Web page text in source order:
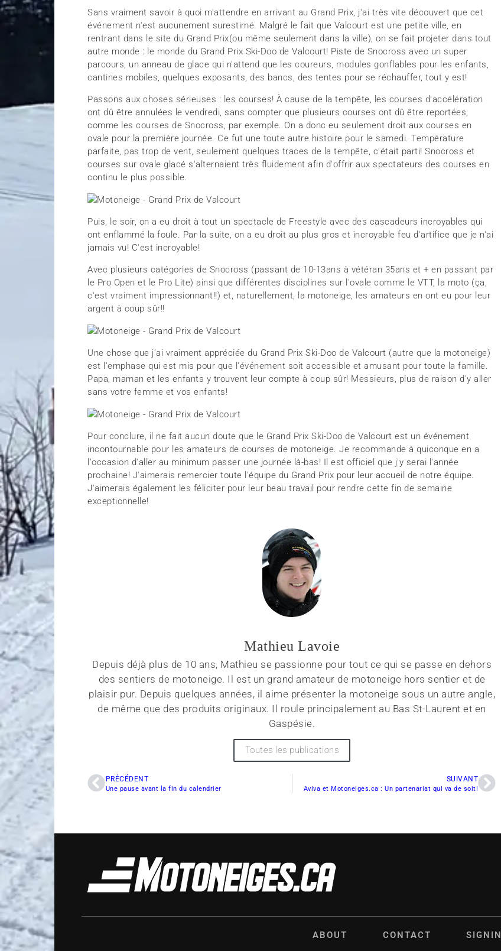
Sans vraiment savoir à quoi m'attendre en arrivant au Grand Prix, j'ai très vite découvert que cet
événement n'est aucunement surestimé. Malgré le fait que Valcourt est une petite ville, en
rentrant dans le site du Grand Prix(ou même seulement dans la ville), on se fait projeter dans tout
autre monde : le monde du Grand Prix Ski-Doo de Valcourt! Piste de Snocross avec un super
parcours, un anneau de glace qui n'attend que les coureurs, modules gonflables pour les enfants,
cantines mobiles, quelques exposants, des bancs, des tentes pour se réchauffer, tout y est!
Passons aux choses sérieuses : les courses! À cause de la tempête, les courses d'accélération
ont dû être annulées le vendredi, sans compter que plusieurs courses ont dû être reportées,
comme les courses de Snocross, par exemple. On a donc eu seulement droit aux courses en
ovale pour la première journée. Ce fut une toute autre histoire pour le samedi. Température
parfaite, pas trop de vent, seulement quelques traces de la tempête, c'était parti! Snocross et
courses sur ovale glacé s'alternaient très fluidement afin d'offrir aux spectateurs des courses en
continu le plus possible.
Puis, le soir, on a eu droit à tout un spectacle de Freestyle avec des cascadeurs incroyables qui
ont enflammé la foule. Par la suite, on a eu droit au plus gros et incroyable feu d'artifice que je n'ai
jamais vu! C'est incroyable!
Avec plusieurs catégories de Snocross (passant de 10-13ans à vétéran 35ans et + en passant par
le Pro Open et le Pro Lite) ainsi que différentes disciplines sur l'ovale comme le VTT, la moto (ça,
c'est vraiment impressionnant!!) et, naturellement, la motoneige, les amateurs en ont eu pour leur
argent à coup sûr!!
Une chose que j'ai vraiment appréciée du Grand Prix Ski-Doo de Valcourt (autre que la motoneige)
est l'emphase qui est mis pour que l'événement soit accessible et amusant pour toute la famille.
Papa, maman et les enfants y trouvent leur compte à coup sûr! Messieurs, plus de raison d'y aller
sans votre femme et vos enfants!
Pour conclure, il ne fait aucun doute que le Grand Prix Ski-Doo de Valcourt est un événement
incontournable pour les amateurs de courses de motoneige. Je recommande à quiconque en a
l'occasion d'aller au minimum passer une journée là-bas! Il est officiel que j'y serai l'année
prochaine! J'aimerais remercier toute l'équipe du Grand Prix pour leur accueil de notre équipe.
J'aimerais également les féliciter pour leur beau travail pour rendre cette fin de semaine
exceptionnelle!
Mathieu Lavoie
Depuis déjà plus de 10 ans, Mathieu se passionne pour tout ce qui se passe en dehors
des sentiers de motoneige. Il est un grand amateur de motoneige hors sentier et de
plaisir pur. Depuis quelques années, il aime présenter la motoneige sous un autre angle,
de même que des produits originaux. Il roule principalement au Bas St-Laurent et en
Gaspésie.
Toutes les publications
PRÉCÉDENT
Une pause avant la fin du calendrier
SUIVANT
Aviva et Motoneiges.ca : Un partenariat qui va de soit!
ABOUT CONTACT SIGNIN